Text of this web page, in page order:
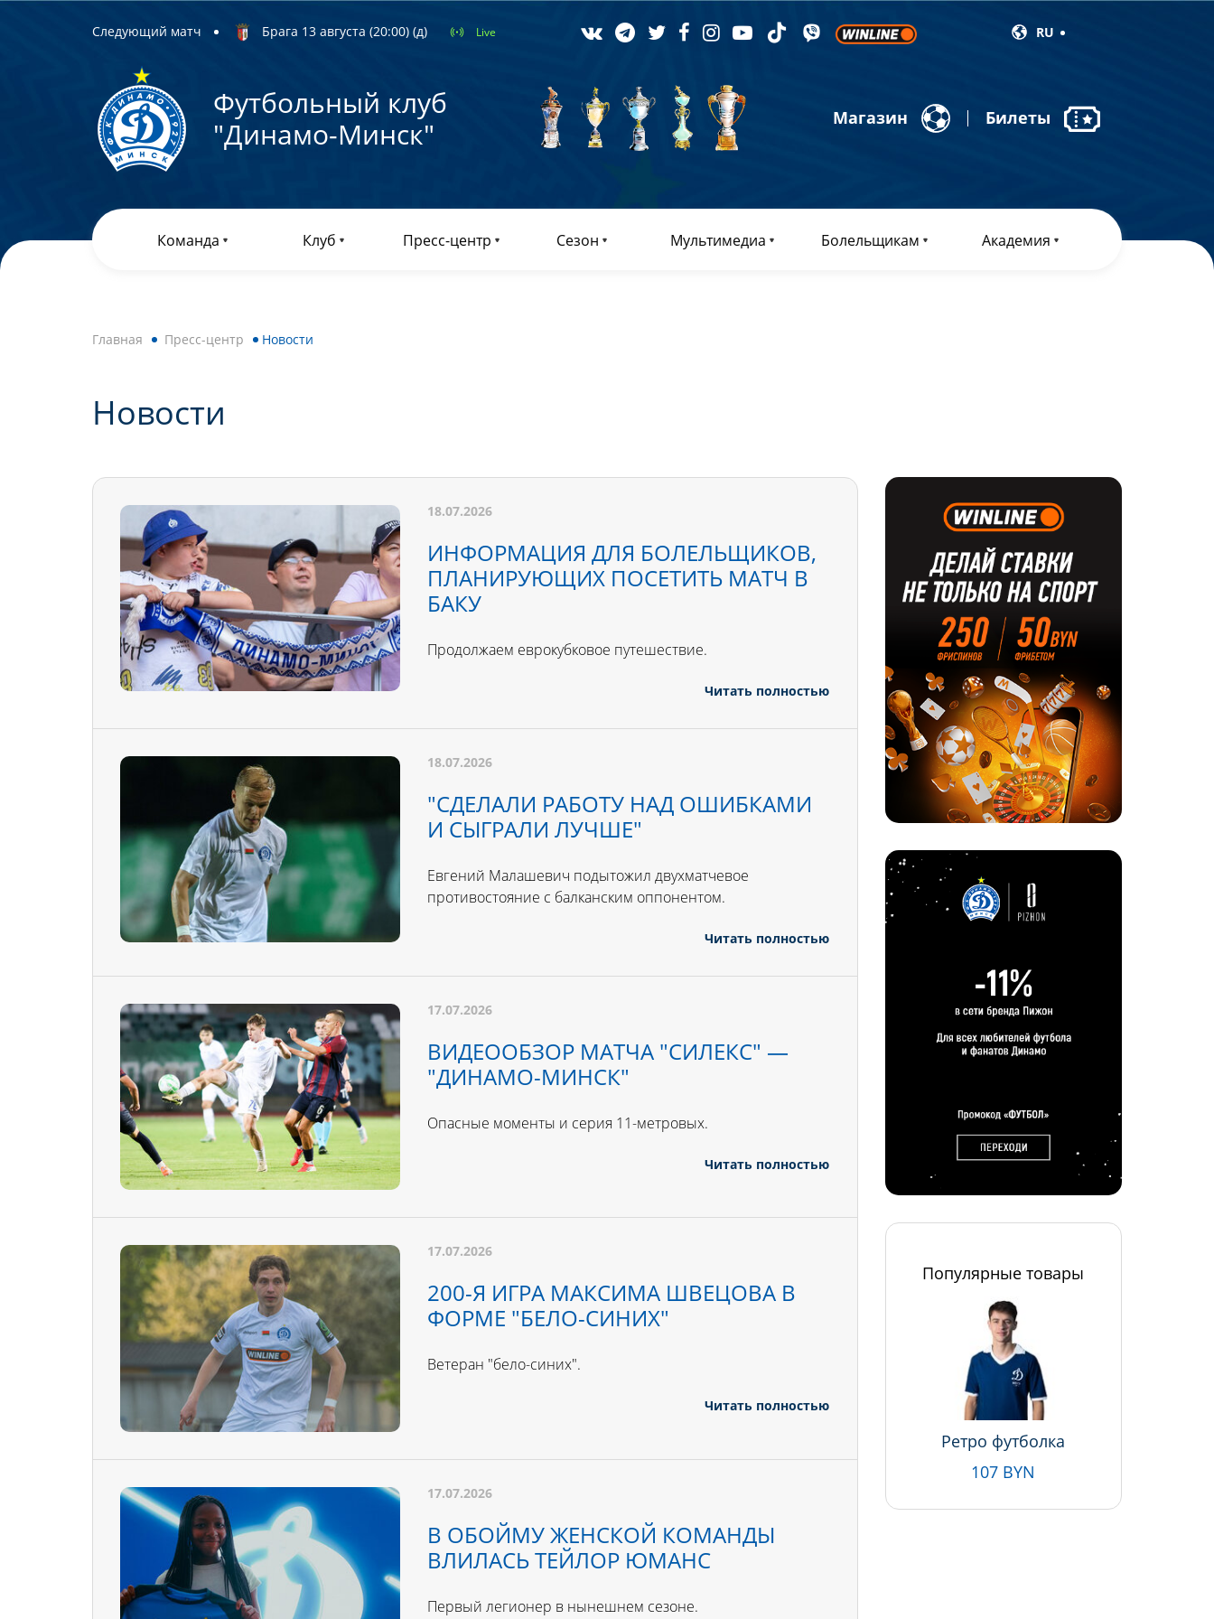
Следующий матч Брага 13 августа (20:00) (д) Live RU
Футбольный клуб
"Динамо-Минск"
Магазин Билеты
Команда Клуб Пресс-центр Сезон Мультимедиа Болельщикам Академия
Главная Пресс-центр Новости
Новости
18.07.2026
ИНФОРМАЦИЯ ДЛЯ БОЛЕЛЬЩИКОВ,
ПЛАНИРУЮЩИХ ПОСЕТИТЬ МАТЧ В
БАКУ
Продолжаем еврокубковое путешествие.
Читать полностью
18.07.2026
"СДЕЛАЛИ РАБОТУ НАД ОШИБКАМИ
И СЫГРАЛИ ЛУЧШЕ"
Евгений Малашевич подытожил двухматчевое
противостояние с балканским оппонентом.
Читать полностью
17.07.2026
ВИДЕООБЗОР МАТЧА "СИЛЕКС" —
"ДИНАМО-МИНСК"
Опасные моменты и серия 11-метровых.
Читать полностью
17.07.2026
200-Я ИГРА МАКСИМА ШВЕЦОВА В
ФОРМЕ "БЕЛО-СИНИХ"
Ветеран "бело-синих".
Читать полностью
17.07.2026
В ОБОЙМУ ЖЕНСКОЙ КОМАНДЫ
ВЛИЛАСЬ ТЕЙЛОР ЮМАНС
Первый легионер в нынешнем сезоне.
Популярные товары
Ретро футболка
107 BYN